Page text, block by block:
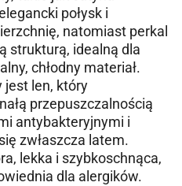
połysk i
natomiast perkal
strukturą, idealną dla
chłodny materiał.
jest len, który
przepuszczalnością
antybakteryjnymi i
zwłaszcza latem.
lekka i szybkoschnąca,
dla alergików.